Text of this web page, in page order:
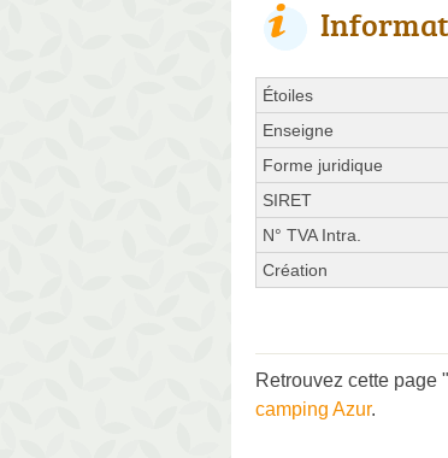
Étoiles
Enseigne
Forme juridique
SIRET
N° TVA Intra.
Création
Retrouvez cette page
camping Azur.